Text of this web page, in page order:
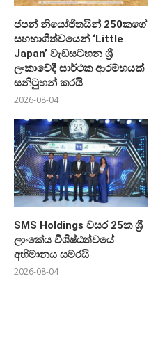
ජපන් නියෝජිතයින් 250කගේ
සහභාගීත්වයෙන් ‘Little
Japan’ වැඩසටහන ශ්‍රී
ලංකාවේදී සාර්ථක ආරම්භයක්
සනිටුහන් කරයි
2026-08-04
SMS Holdings වසර 25ක ශ්‍රී
ලාංකේය විශිෂ්ඨත්වයේ
අභිමානය සමරයි
2026-08-04